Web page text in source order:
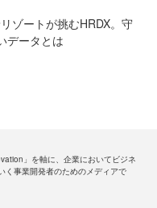
ゾートが挑むHRDX。守
データとは
」を軸に、企業においてビジネ
く事業開発者のためのメディアで